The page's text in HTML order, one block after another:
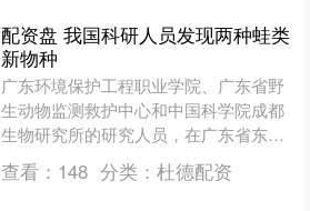
配资盘 我国科研人员发现两种蛙类
新物种
广东环境保护工程职业学院、广东省野
生动物监测救护中心和中国科学院成都
生物研究所的研究人员，在广东省东部
沿海山地发现两栖动物新种饶平角蟾与
东里角蟾。相关研究成果7....
查看： 148 分类： 杜德配资